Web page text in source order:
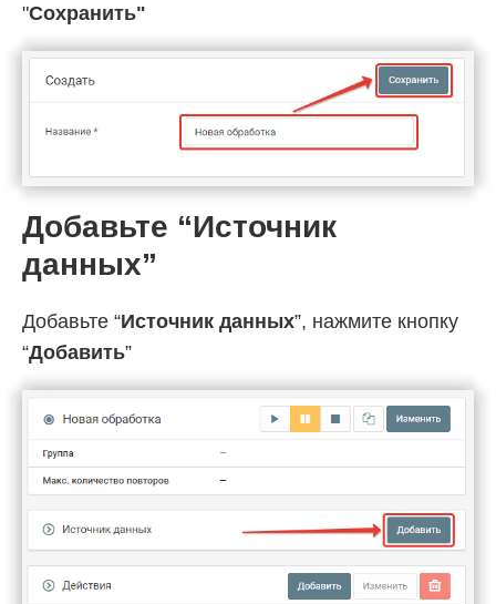
"Cохранить"
Добавьте “Источник
данных”
Добавьте “Источник данных”, нажмите кнопку
“Добавить”